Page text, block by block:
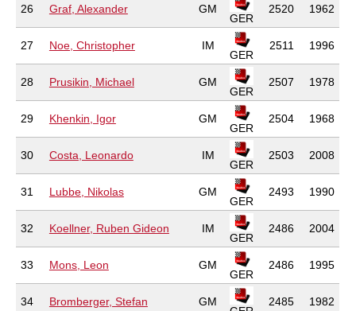
26 Graf, Alexander GM
GER
2520 1962
27 Noe, Christopher IM
GER
2511 1996
28 Prusikin, Michael GM
GER
2507 1978
29 Khenkin, Igor GM
GER
2504 1968
30 Costa, Leonardo IM
GER
2503 2008
31 Lubbe, Nikolas GM
GER
2493 1990
32 Koellner, Ruben Gideon IM
GER
2486 2004
33 Mons, Leon GM
GER
2486 1995
34 Bromberger, Stefan GM 2485 1982